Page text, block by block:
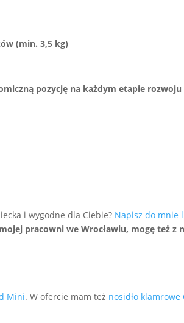
(min. 3,5 kg)
pozycję na każdym etapie rozwoju
i wygodne dla Ciebie? Napisz do mnie
pracowni we Wrocławiu, mogę też z
Mini. W ofercie mam też nosidło klamrowe